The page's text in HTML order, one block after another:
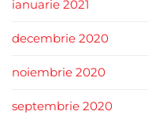
ianuarie 2021
decembrie 2020
noiembrie 2020
septembrie 2020